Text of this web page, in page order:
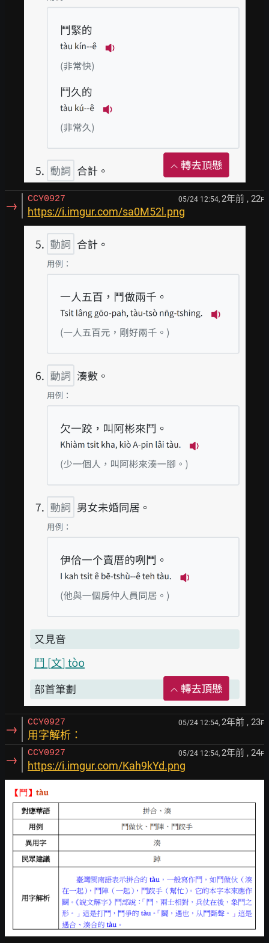
→ CCY0927 05/24 12:54, 2年前 , 22F
https://i.imgur.com/sa0M52l.png
→ CCY0927 05/24 12:54, 2年前 , 23F
用字解析：
→ CCY0927 05/24 12:54, 2年前 , 24F
https://i.imgur.com/Kah9kYd.png